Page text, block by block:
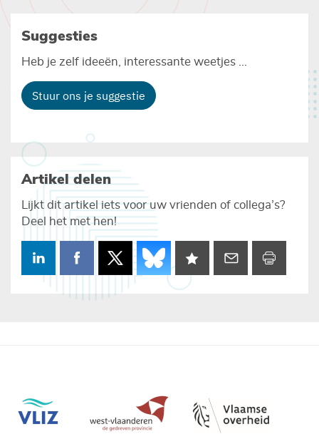
Suggesties
Heb je zelf ideeën, interessante weetjes ...
Stuur ons je suggestie
Artikel delen
Lijkt dit artikel iets voor uw vrienden of collega’s?
Deel het met hen!